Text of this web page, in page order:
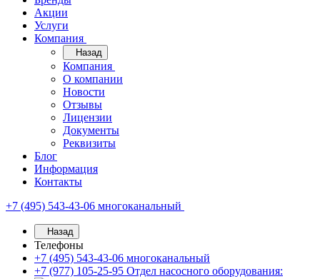
Акции
Услуги
Компания
Назад
Компания
О компании
Новости
Отзывы
Лицензии
Документы
Реквизиты
Блог
Информация
Контакты
+7 (495) 543-43-06 многоканальный
Назад
Телефоны
+7 (495) 543-43-06 многоканальный
+7 (977) 105-25-95 Отдел насосного оборудования: